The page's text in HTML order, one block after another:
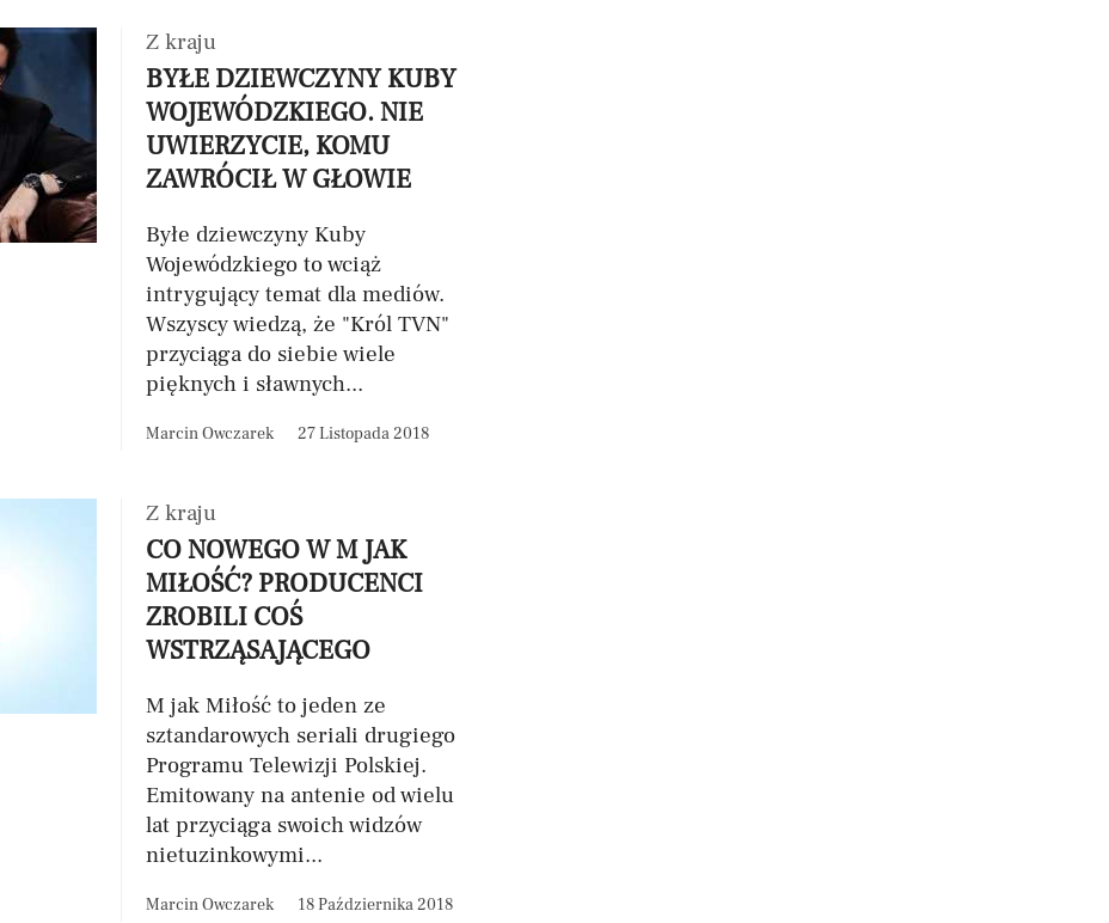
Z kraju
BYŁE DZIEWCZYNY KUBY
WOJEWÓDZKIEGO. NIE
UWIERZYCIE, KOMU
ZAWRÓCIŁ W GŁOWIE
Byłe dziewczyny Kuby
Wojewódzkiego to wciąż
intrygujący temat dla mediów.
Wszyscy wiedzą, że "Król TVN"
przyciąga do siebie wiele
pięknych i sławnych...
Marcin Owczarek 27 Listopada 2018
Z kraju
CO NOWEGO W M JAK
MIŁOŚĆ? PRODUCENCI
ZROBILI COŚ
WSTRZĄSAJĄCEGO
M jak Miłość to jeden ze
sztandarowych seriali drugiego
Programu Telewizji Polskiej.
Emitowany na antenie od wielu
lat przyciąga swoich widzów
nietuzinkowymi...
Marcin Owczarek 18 Października 2018